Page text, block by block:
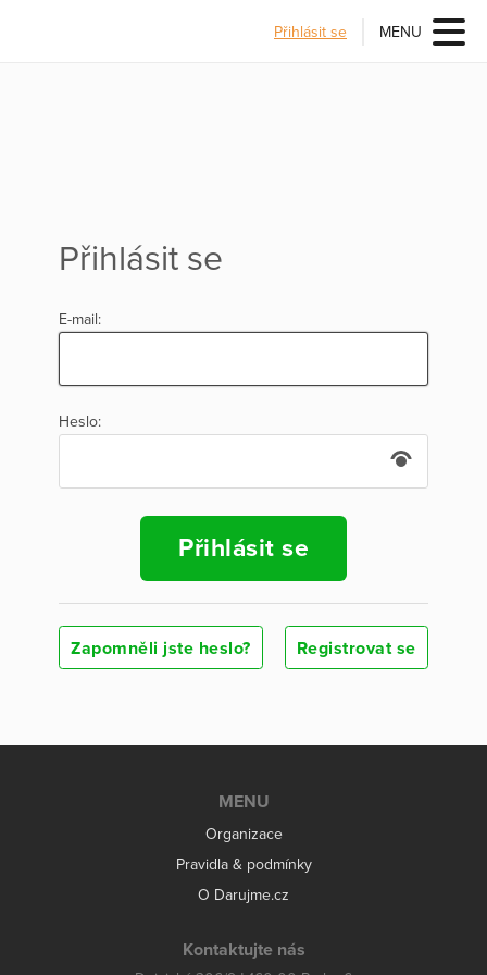
Přihlásit se MENU
Přihlásit se
E-mail:
Heslo:
Přihlásit se
Zapomněli jste heslo? Registrovat se
MENU
Organizace
Pravidla & podmínky
O Darujme.cz
Kontaktujte nás